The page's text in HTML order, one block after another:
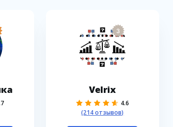
3
Velrix
4.6
(214 отзывов)